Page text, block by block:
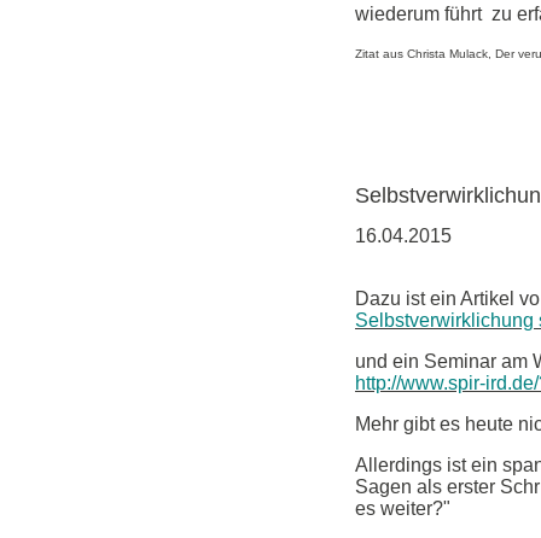
wiederum führt zu
Zitat aus Christa Mulack, Der
16.04.2015
Dazu ist ein Artikel
Selbstverwirklichung
und ein Seminar am
http://www.spir-
Mehr gibt es heute
Allerdings ist ein
Sagen als erster
es weiter?"